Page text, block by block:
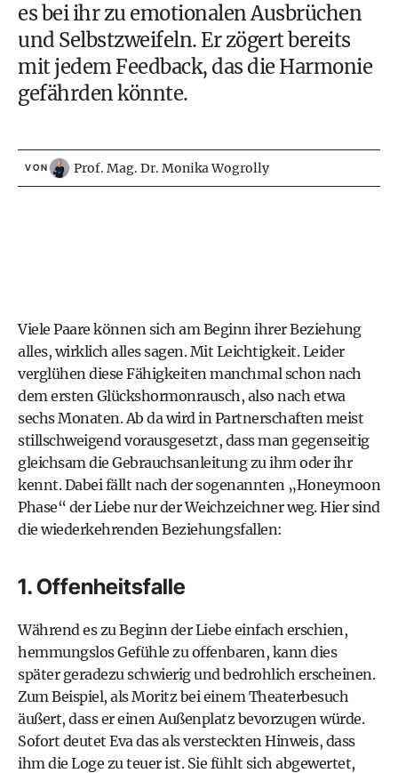
es bei ihr zu emotionalen Ausbrüchen
und Selbstzweifeln. Er zögert bereits
mit jedem Feedback, das die Harmonie
gefährden könnte.
VON Prof. Mag. Dr. Monika Wogrolly
Viele Paare können sich am Beginn ihrer Beziehung
alles, wirklich alles sagen. Mit Leichtigkeit. Leider
verglühen diese Fähigkeiten manchmal schon nach
dem ersten Glückshormonrausch, also nach etwa
sechs Monaten. Ab da wird in Partnerschaften meist
stillschweigend vorausgesetzt, dass man gegenseitig
gleichsam die Gebrauchsanleitung zu ihm oder ihr
kennt. Dabei fällt nach der sogenannten „Honeymoon
Phase“ der Liebe nur der Weichzeichner weg. Hier sind
die wiederkehrenden Beziehungsfallen:
1. Offenheitsfalle
Während es zu Beginn der Liebe einfach erschien,
hemmungslos Gefühle zu offenbaren, kann dies
später geradezu schwierig und bedrohlich erscheinen.
Zum Beispiel, als Moritz bei einem Theaterbesuch
äußert, dass er einen Außenplatz bevorzugen würde.
Sofort deutet Eva das als versteckten Hinweis, dass
ihm die Loge zu teuer ist. Sie fühlt sich abgewertet,